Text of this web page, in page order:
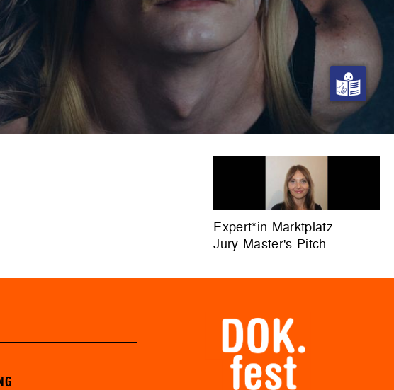
Expert*in Marktplatz
Jury Master's Pitch